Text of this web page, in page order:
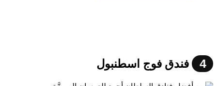
4 فندق فوج اسطنبول